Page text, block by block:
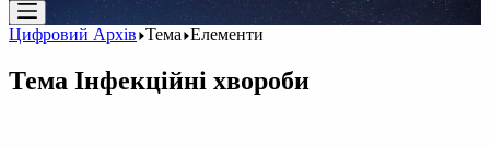
Цифровий Архів Тема Елементи
Тема Інфекційні хвороби